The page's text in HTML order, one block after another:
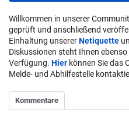
Willkommen in unserer
geprüft und anschließend
Einhaltung unsererNetiquette
Diskussionen steht Ihnen ebenso
Verfügung. Hier können Sie das
Melde- und Abhilfestelle